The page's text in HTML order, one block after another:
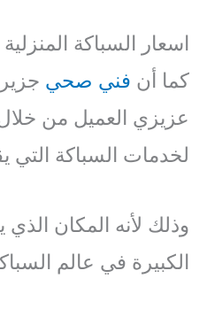
اسعار السباكة المنزلية
كما أن فني صحي
عزيزي العميل من
لخدمات السباكة التي
وذلك لأنه المكان الذي
الكبيرة في عالم